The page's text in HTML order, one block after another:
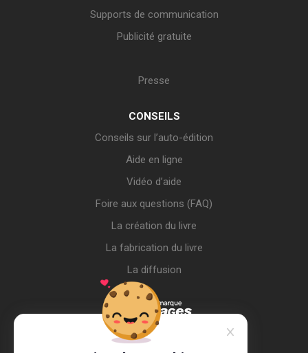
Supports de communication
Publicité gratuite
Presse
CONSEILS
Conseils sur l’auto-édition
Aide en ligne
Vidéo d’aide
Foire aux questions (FAQ)
La création du livre
La fabrication du livre
La diffusion